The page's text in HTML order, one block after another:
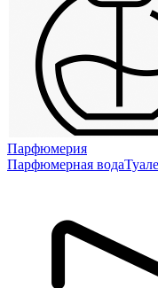
Парфюмерия
Парфюмерная вода